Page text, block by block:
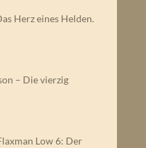
Herz eines Helden.
– Die vierzig
Low 6: Der